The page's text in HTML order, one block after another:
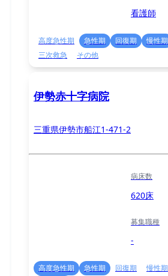
看護師
高度急性期 急性期 回復期 慢性期
三次救急
その他
伊勢赤十字病院
三重県伊勢市船江1-471-2
病床数
620床
募集職種
-
高度急性期 急性期 回復期 慢性期